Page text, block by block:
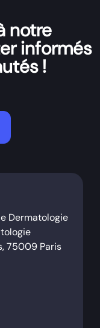
notre
informés
!
Dermatologie
75009 Paris